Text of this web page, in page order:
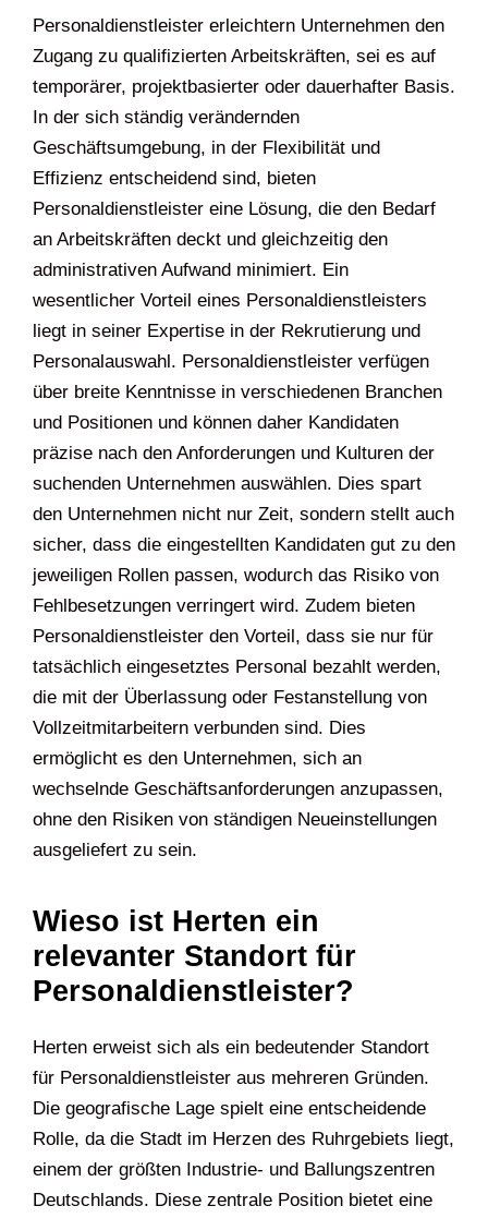
Personaldienstleister erleichtern Unternehmen den
Zugang zu qualifizierten Arbeitskräften, sei es auf
temporärer, projektbasierter oder dauerhafter Basis.
In der sich ständig verändernden
Geschäftsumgebung, in der Flexibilität und
Effizienz entscheidend sind, bieten
Personaldienstleister eine Lösung, die den Bedarf
an Arbeitskräften deckt und gleichzeitig den
administrativen Aufwand minimiert. Ein
wesentlicher Vorteil eines Personaldienstleisters
liegt in seiner Expertise in der Rekrutierung und
Personalauswahl. Personaldienstleister verfügen
über breite Kenntnisse in verschiedenen Branchen
und Positionen und können daher Kandidaten
präzise nach den Anforderungen und Kulturen der
suchenden Unternehmen auswählen. Dies spart
den Unternehmen nicht nur Zeit, sondern stellt auch
sicher, dass die eingestellten Kandidaten gut zu den
jeweiligen Rollen passen, wodurch das Risiko von
Fehlbesetzungen verringert wird. Zudem bieten
Personaldienstleister den Vorteil, dass sie nur für
tatsächlich eingesetztes Personal bezahlt werden,
die mit der Überlassung oder Festanstellung von
Vollzeitmitarbeitern verbunden sind. Dies
ermöglicht es den Unternehmen, sich an
wechselnde Geschäftsanforderungen anzupassen,
ohne den Risiken von ständigen Neueinstellungen
ausgeliefert zu sein.
Wieso ist Herten ein
relevanter Standort für
Personaldienstleister?
Herten erweist sich als ein bedeutender Standort
für Personaldienstleister aus mehreren Gründen.
Die geografische Lage spielt eine entscheidende
Rolle, da die Stadt im Herzen des Ruhrgebiets liegt,
einem der größten Industrie- und Ballungszentren
Deutschlands. Diese zentrale Position bietet eine